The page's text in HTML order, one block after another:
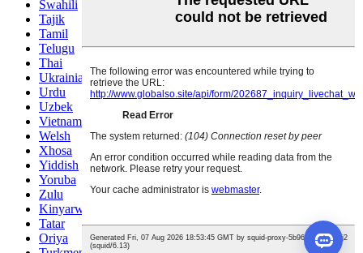
Swahili
Tajik
Tamil
Telugu
Thai
Ukrainian
Urdu
Uzbek
Vietnamese
Welsh
Xhosa
Yiddish
Yoruba
Zulu
Kinyarwanda
Tatar
Oriya